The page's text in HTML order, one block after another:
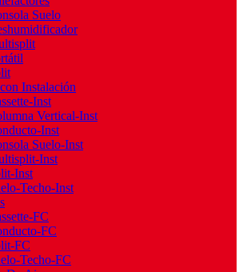
Suelo
Instalación
Inst
Vertical-Inst
Inst
Suelo-Inst
Inst
Inst
Techo-Inst
FC
FC
FC
Techo-FC